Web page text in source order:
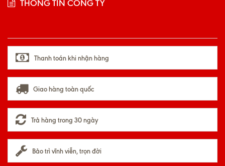
THÔNG TIN CÔNG TY
Thanh toán khi nhận hàng
Giao hàng toàn quốc
Trả hàng trong 30 ngày
Bảo trì vĩnh viễn, trọn đời